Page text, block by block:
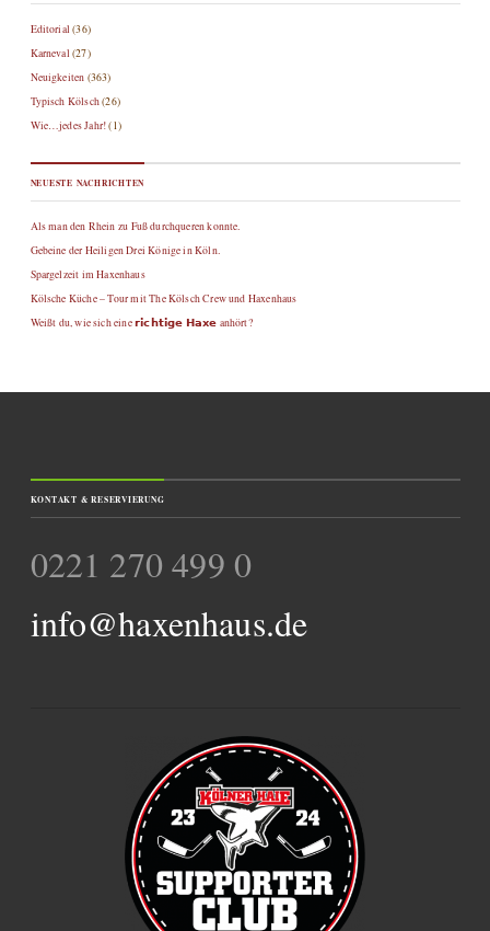
Editorial (36)
Karneval (27)
Neuigkeiten (363)
Typisch Kölsch(26)
Wie…jedes Jahr!(1)
NEUESTE NACHRICHTEN
Als man den Rhein zu Fuß durchqueren konnte.
Gebeine der Heiligen Drei Könige in Köln.
Spargelzeit im Haxenhaus
Kölsche Küche – Tour mit The Kölsch Crew und Haxenhaus
Weißt du, wie sich eine 𝗿𝗶𝗰𝗵𝘁𝗶𝗴𝗲 𝗛𝗮𝘅𝗲 anhört?
KONTAKT & RESERVIERUNG
0221 270 499 0
info@haxenhaus.de